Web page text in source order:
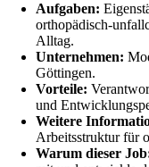
Aufgaben:
orthopädisch-
Alltag.
Unternehmen:
Göttingen.
Vorteile:
und
Weitere
Arbeitsstruktur für
Warum dieser